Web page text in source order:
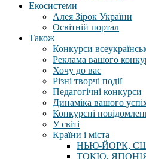
Екосистеми
Алея Зірок України
Освітній портал
Також
Конкурси
Реклама вашого
Хочу до вас
Різні творчі події
Педагогічні конкурси
Динаміка вашого
Конкурсні
У світі
Країни і міста
НЬЮ-ЙОРК,
ТОКІО,